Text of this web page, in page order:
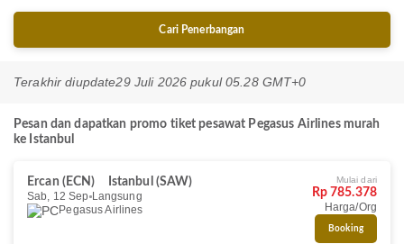
Cari Penerbangan
Terakhir diupdate29 Juli 2026 pukul 05.28 GMT+0
Pesan dan dapatkan promo tiket pesawat Pegasus Airlines murah
ke Istanbul
Ercan (ECN)
Istanbul (SAW)
Sab, 12 Sep Langsung
Pegasus Airlines
Mulai dari
Rp 785.378
Harga/Org
Booking